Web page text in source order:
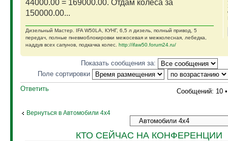
44000.00 = 169000.00. Отдам колеса за
150000.00...
Дизельный Мастер. IFA W50LA, КУНГ, 6,5 л дизель, полный привод, 5
передач, полные пневмоблокировки межосевая и межколесная, лебедка,
наддув всех сапунов, подкачка колес. http://ifaw50.forum24.ru/
Показать сообщения за:
Поле сортировки
Ответить
Сообщений: 10
Вернуться в Автомобили 4х4
КТО СЕЙЧАС НА КОНФЕРЕНЦИИ